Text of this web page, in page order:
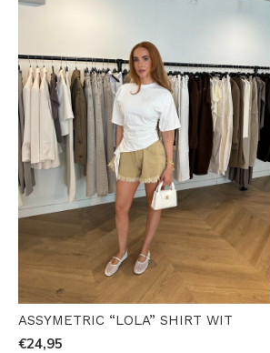
ASSYMETRIC “LOLA” SHIRT WIT
€24,95